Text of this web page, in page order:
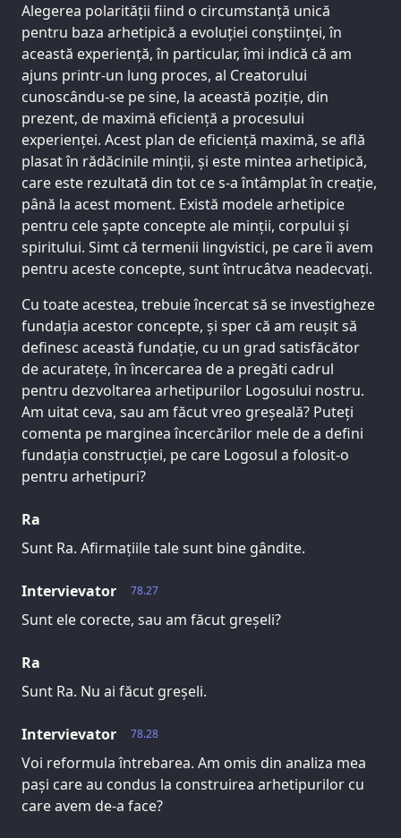
Alegerea polarității fiind o circumstanță unică
pentru baza arhetipică a evoluției conștiinței, în
această experiență, în particular, îmi indică că am
ajuns printr-un lung proces, al Creatorului
cunoscându-se pe sine, la această poziție, din
prezent, de maximă eficiență a procesului
experienței. Acest plan de eficiență maximă, se află
plasat în rădăcinile minții, și este mintea arhetipică,
care este rezultată din tot ce s-a întâmplat în creație,
până la acest moment. Există modele arhetipice
pentru cele șapte concepte ale minții, corpului și
spiritului. Simt că termenii lingvistici, pe care îi avem
pentru aceste concepte, sunt întrucâtva neadecvați.
Cu toate acestea, trebuie încercat să se investigheze
fundația acestor concepte, și sper că am reușit să
definesc această fundație, cu un grad satisfăcător
de acuratețe, în încercarea de a pregăti cadrul
pentru dezvoltarea arhetipurilor Logosului nostru.
Am uitat ceva, sau am făcut vreo greșeală? Puteți
comenta pe marginea încercărilor mele de a defini
fundația construcției, pe care Logosul a folosit-o
pentru arhetipuri?
Ra
Sunt Ra. Afirmațiile tale sunt bine gândite.
78.27
Intervievator
Sunt ele corecte, sau am făcut greșeli?
Ra
Sunt Ra. Nu ai făcut greșeli.
78.28
Intervievator
Voi reformula întrebarea. Am omis din analiza mea
pași care au condus la construirea arhetipurilor cu
care avem de-a face?